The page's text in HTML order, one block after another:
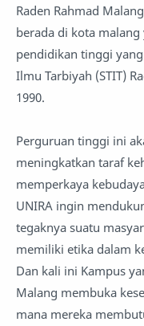
Raden Rahmad
berada di kota
pendidikan tinggi
Ilmu Tarbiyah (STIT)
1990.
Perguruan tinggi ini
meningkatkan taraf
memperkaya
UNIRA ingin
tegaknya suatu
memiliki etika dalam
Dan kali ini Kampus
Malang membuka
mana mereka